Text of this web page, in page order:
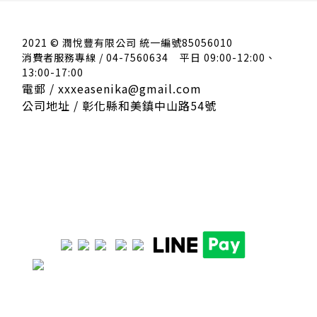
2021 © 潤悅豐有限公司 統一編號85056010
消費者服務專線 / 04-7560634 平日 09:00-12:00、
13:00-17:00
電郵 / xxxeasenika@gmail.com
公司地址 / 彰化縣和美鎮中山路54號